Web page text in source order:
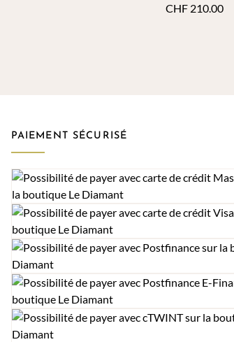
CHF 210.00
PAIEMENT SÉCURISÉ